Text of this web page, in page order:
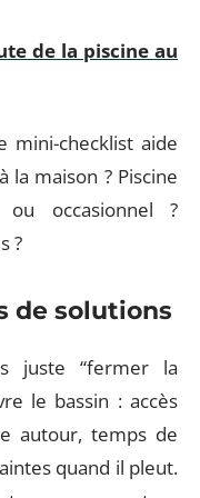
de la piscine au
mini-checklist aide
maison ? Piscine
occasionnel ?
?
de solutions
juste “fermer la
le bassin : accès
autour, temps de
quand il pleut.